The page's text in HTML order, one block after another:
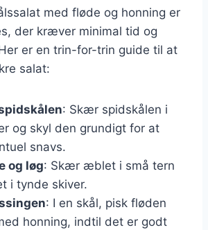
med fløde og honning er
der kræver minimal tid og
er en trin-for-trin guide til at
salat:
: Skær spidskålen i
og skyl den grundigt for at
snavs.
og løg: Skær æblet i små tern
i tynde skiver.
: I en skål, pisk fløden
honning, indtil det er godt